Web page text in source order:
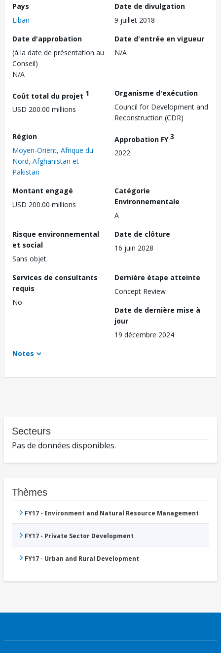
Pays
Liban
Date de divulgation
9 juillet 2018
Date d'approbation
(à la date de présentation au
Conseil)
N/A
Date d'entrée en vigueur
N/A
Coût total du projet 1
USD 200.00 millions
Organisme d'exécution
Council for Development and
Reconstruction (CDR)
Région
Moyen-Orient, Afrique du
Nord, Afghanistan et
Pakistan
Approbation FY3
2022
Montant engagé
USD 200.00 millions
Catégorie
Environnementale
A
Risque environnemental
et social
Sans objet
Date de clôture
16 juin 2028
Services de consultants
requis
No
Dernière étape atteinte
Concept Review
Date de dernière mise à
jour
19 décembre 2024
Notes
Secteurs
Pas de données disponibles.
Thèmes
FY17 - Environment and Natural Resource Management
FY17 - Private Sector Development
FY17 - Urban and Rural Development